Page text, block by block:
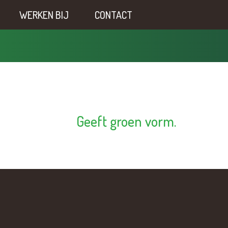
WERKEN BIJ CONTACT
Geeft groen vorm.